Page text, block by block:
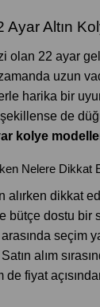
Ayar Altın
olan 22 ayar
uzun
harika bir
şekillense de
kolye
Nelere Dikkat
alırken dikkat
bütçe dostu
seçim
alım
fiyat